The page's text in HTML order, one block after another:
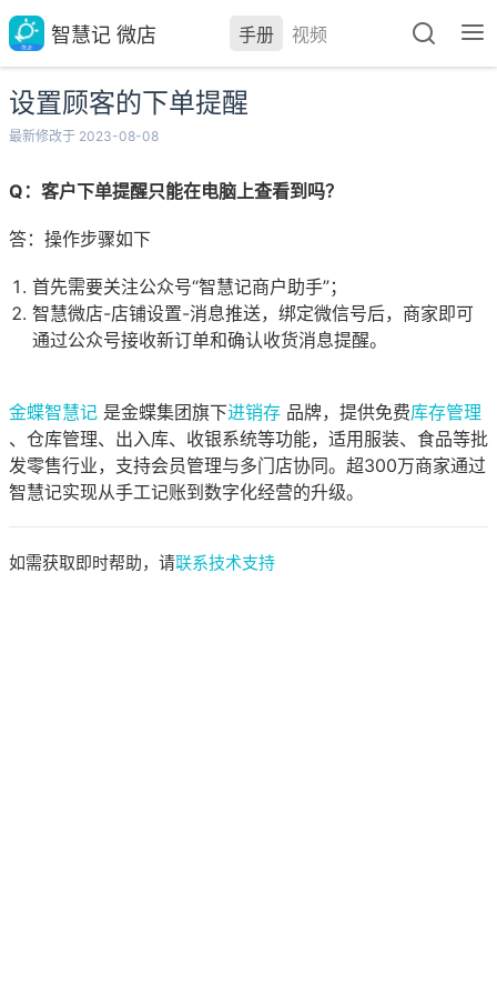
智慧记 微店 手册 视频
设置顾客的下单提醒
最新修改于 2023-08-08
Q：客户下单提醒只能在电脑上查看到吗？
答：操作步骤如下
首先需要关注公众号“智慧记商户助手”；
智慧微店-店铺设置-消息推送，绑定微信号后，商家即可
通过公众号接收新订单和确认收货消息提醒。
金蝶智慧记 是金蝶集团旗下进销存 品牌，提供免费库存管理
、仓库管理、出入库、收银系统等功能，适用服装、食品等批
发零售行业，支持会员管理与多门店协同。超300万商家通过
智慧记实现从手工记账到数字化经营的升级。
如需获取即时帮助，请联系技术支持